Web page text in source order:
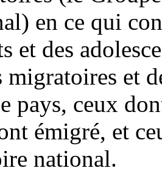
en ce qui
et des
migratoires et
pays, ceux
émigré, et
national.